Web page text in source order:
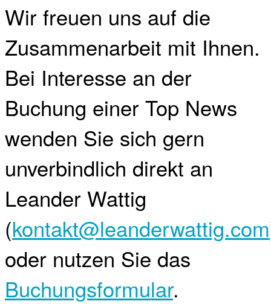
Wir freuen uns auf die
Zusammenarbeit mit Ihnen.
Bei Interesse an der
Buchung einer Top News
wenden Sie sich gern
unverbindlich direkt an
Leander Wattig
(kontakt@leanderwattig.com
oder nutzen Sie das
Buchungsformular.